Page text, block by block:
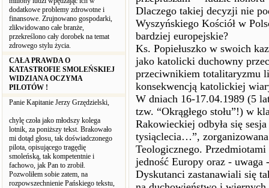
dodatkowe problemy zdrowotne i
finansowe. Zrujnowano gospodarki,
zlikwidowano całe branże,
przekreślono cały dorobek na temat
zdrowego stylu życia.
CAŁA PRAWDA O
KATASTROFIE SMOLEŃSKIEJ
WIDZIANA OCZYMA
PILOTÓW !
Panie Kapitanie Jerzy Grzędzielski,
chylę czoła jako młodszy kolega
lotnik, za poniższy tekst. Brakowało
mi dotąd głosu, tak doświadczonego
pilota, opisującego tragędię
smoleńską, tak kompetentnie i
fachowo, jak Pan to zrobił.
Pozwoliłem sobie zatem, na
rozpowszechnienie Pańskiego tekstu,
Dlaczego takiej decyzji nie
Wyszyńskiego Kościół w
bardziej europejskie?
Ks. Popiełuszko w swoich
jako katolicki duchowny
przeciwnikiem totalitaryzmu
konsekwencją katolickiej
W dniach 16-17.04.1989 (5
tzw. “Okrągłego stołu”!) w
Rakowieckiej odbyła się
tysiąclecia…”,
Teologicznego.
jedność Europy oraz - uwaga
Dyskutanci zastanawiali się